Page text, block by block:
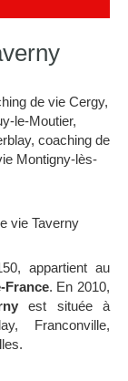
de vie Cergy,
le-Moutier,
, coaching de
Montigny-lès-
vie Taverny
appartient au
France. En 2010,
est située à
Franconville,